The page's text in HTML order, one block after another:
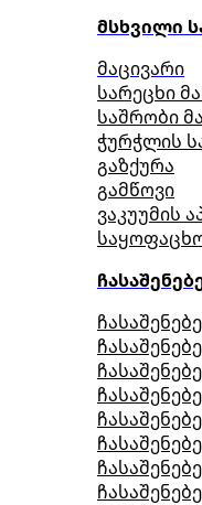
მსხვილი
მაცივარი
სარეცხი
საშრობი
ჭურჭლის
გაზქურა
გამწოვი
ვაკუუმის